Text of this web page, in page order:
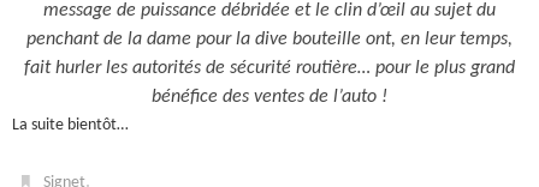
message de puissance débridée et le clin d’œil au sujet du
penchant de la dame pour la dive bouteille ont, en leur temps,
fait hurler les autorités de sécurité routière… pour le plus grand
bénéfice des ventes de l’auto !
La suite bientôt…
Signet.